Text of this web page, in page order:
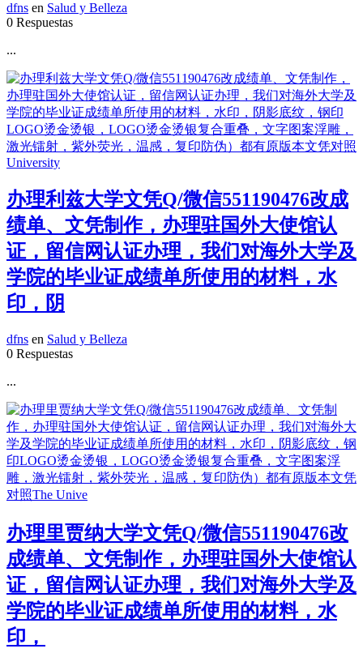
dfns en Salud y Belleza
0 Respuestas
...
办理利兹大学文凭Q/微信551190476改成
绩单、文凭制作，办理驻国外大使馆认
证，留信网认证办理，我们对海外大学及
学院的毕业证成绩单所使用的材料，水
印，阴
dfns en Salud y Belleza
0 Respuestas
...
办理里贾纳大学文凭Q/微信551190476改
成绩单、文凭制作，办理驻国外大使馆认
证，留信网认证办理，我们对海外大学及
学院的毕业证成绩单所使用的材料，水
印，